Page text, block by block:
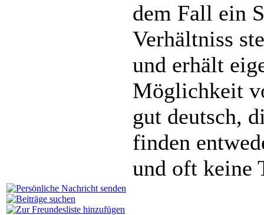
dem Fall ein
Verhältniss
und erhält
Möglichkeit
gut deutsch,
finden
und oft keine